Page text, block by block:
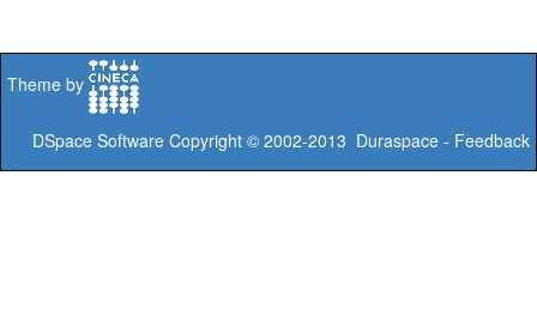
Theme by
DSpace Software Copyright © 2002-2013 Duraspace - Feedback